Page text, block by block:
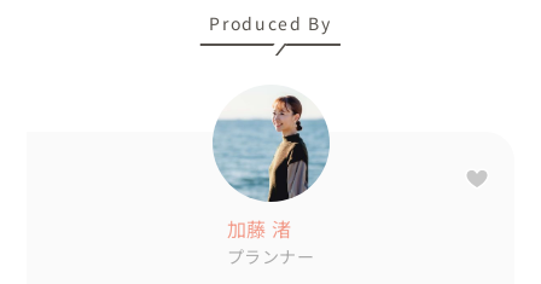
ペーパーアイテム、結婚証明書、リングノートなどは、ご
タキシードはオーダーメイドで作成され、ドレスもご自身
でレンタルされました。
新郎様はこの日のために、すてきなお洒落メガネをご用意
Produced By
加藤 渚
プランナー